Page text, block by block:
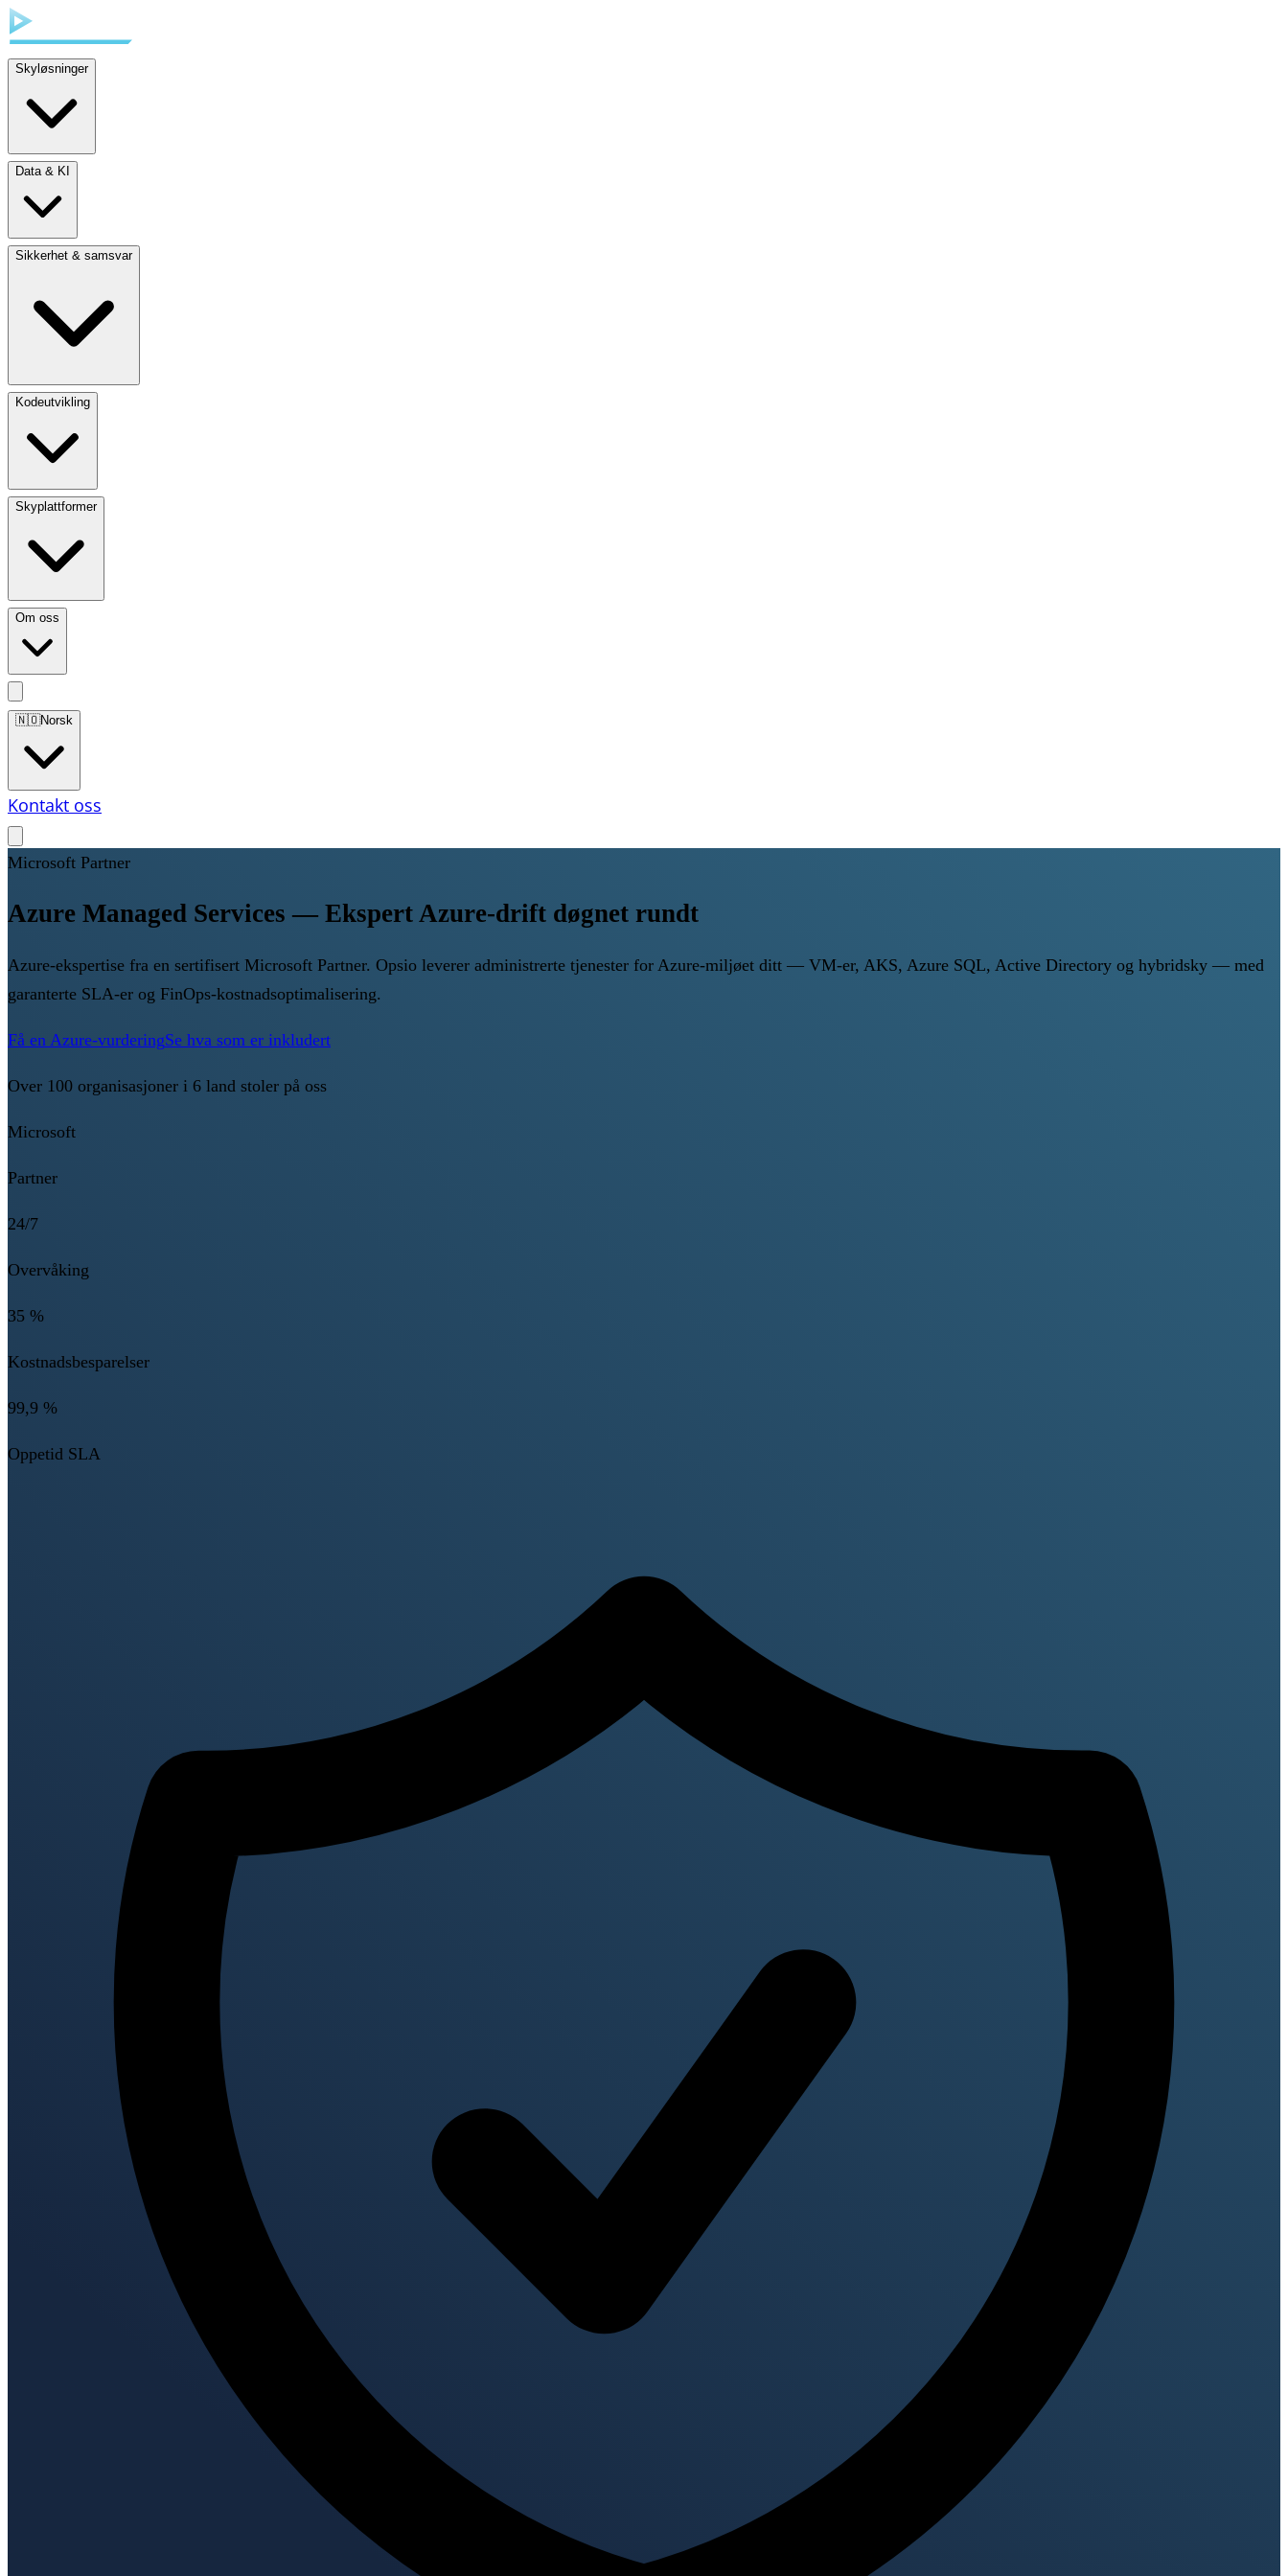
Skyløsninger
Data & KI
Sikkerhet & samsvar
Kodeutvikling
Skyplattformer
Om oss
🇳🇴Norsk
Kontakt oss
Microsoft Partner
Azure Managed Services — Ekspert Azure-drift døgnet rundt
Azure-ekspertise fra en sertifisert Microsoft Partner. Opsio leverer administrerte tjenester for Azure-miljøet ditt — VM-er, AKS, Azure SQL, Active Directory og hybridsky — med
garanterte SLA-er og FinOps-kostnadsoptimalisering.
Få en Azure-vurderingSe hva som er inkludert
Over 100 organisasjoner i 6 land stoler på oss
Microsoft
Partner
24/7
Overvåking
35 %
Kostnadsbesparelser
99,9 %
Oppetid SLA